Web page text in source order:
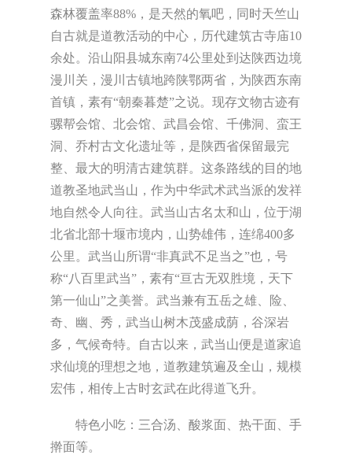
森林覆盖率88%，是天然的氧吧，同时天竺山
自古就是道教活动的中心，历代建筑古寺庙10
余处。沿山阳县城东南74公里处到达陕西边境
漫川关，漫川古镇地跨陕鄂两省，为陕西东南
首镇，素有“朝秦暮楚”之说。现存文物古迹有
骡帮会馆、北会馆、武昌会馆、千佛洞、蛮王
洞、乔村古文化遗址等，是陕西省保留最完
整、最大的明清古建筑群。这条路线的目的地
道教圣地武当山，作为中华武术武当派的发祥
地自然令人向往。武当山古名太和山，位于湖
北省北部十堰市境内，山势雄伟，连绵400多
公里。武当山所谓“非真武不足当之”也，号
称“八百里武当”，素有“亘古无双胜境，天下
第一仙山”之美誉。武当兼有五岳之雄、险、
奇、幽、秀，武当山树木茂盛成荫，谷深岩
多，气候奇特。自古以来，武当山便是道家追
求仙境的理想之地，道教建筑遍及全山，规模
宏伟，相传上古时玄武在此得道飞升。
特色小吃：三合汤、酸浆面、热干面、手
擀面等。